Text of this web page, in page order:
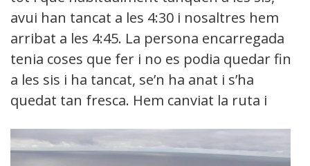
avui han tancat a les 4:30 i nosaltres hem
arribat a les 4:45. La persona encarregada
tenia coses que fer i no es podia quedar fins
a les sis i ha tancat, se’n ha anat i s’ha
quedat tan fresca. Hem canviat la ruta i